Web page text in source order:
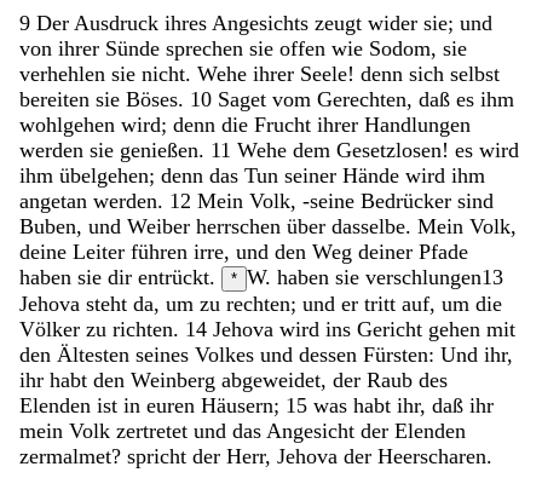
9 Der Ausdruck ihres Angesichts zeugt wider sie; und
von ihrer Sünde sprechen sie offen wie Sodom, sie
verhehlen sie nicht. Wehe ihrer Seele! denn sich selbst
bereiten sie Böses. 10 Saget vom Gerechten, daß es ihm
wohlgehen wird; denn die Frucht ihrer Handlungen
werden sie genießen. 11 Wehe dem Gesetzlosen! es wird
ihm übelgehen; denn das Tun seiner Hände wird ihm
angetan werden. 12 Mein Volk, -seine Bedrücker sind
Buben, und Weiber herrschen über dasselbe. Mein Volk,
deine Leiter führen irre, und den Weg deiner Pfade
haben sie dir entrückt. * W. haben sie verschlungen13
Jehova steht da, um zu rechten; und er tritt auf, um die
Völker zu richten. 14 Jehova wird ins Gericht gehen mit
den Ältesten seines Volkes und dessen Fürsten: Und ihr,
ihr habt den Weinberg abgeweidet, der Raub des
Elenden ist in euren Häusern; 15 was habt ihr, daß ihr
mein Volk zertretet und das Angesicht der Elenden
zermalmet? spricht der Herr, Jehova der Heerscharen.